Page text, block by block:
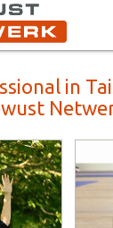
in Tai